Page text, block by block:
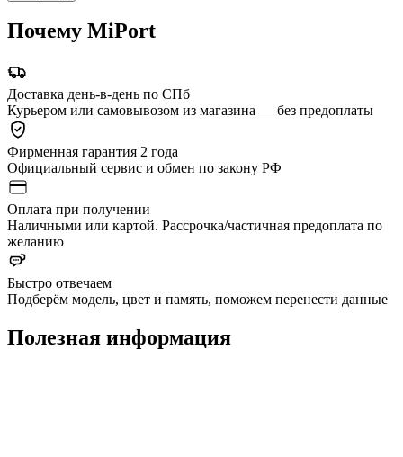
Почему MiPort
Доставка день-в-день по СПб
Курьером или самовывозом из магазина — без предоплаты
Фирменная гарантия 2 года
Официальный сервис и обмен по закону РФ
Оплата при получении
Наличными или картой. Рассрочка/частичная предоплата по
желанию
Быстро отвечаем
Подберём модель, цвет и память, поможем перенести данные
Полезная информация